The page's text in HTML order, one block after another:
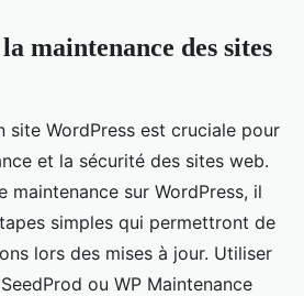
maintenance des sites
site WordPress est cruciale pour
et la sécurité des sites web.
maintenance sur WordPress, il
simples qui permettront de
lors des mises à jour. Utiliser
ou WP Maintenance